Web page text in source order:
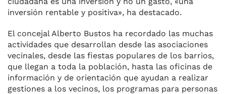
inversión rentable y positiva», ha destacado.
El concejal Alberto Bustos ha recordado las muchas
actividades que desarrollan desde las asociaciones
vecinales, desde las fiestas populares de los barrios,
que llegan a toda la población, hasta las oficinas de
información y de orientación que ayudan a realizar
gestiones a los vecinos, los programas para personas